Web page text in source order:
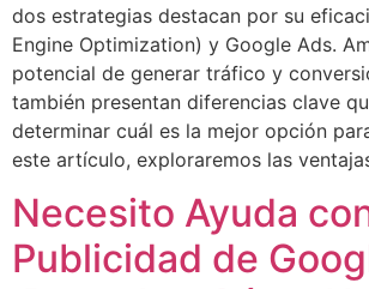
dos estrategias destacan por su
Engine Optimization) y Google Ads.
potencial de generar tráfico y
también presentan diferencias clave
determinar cuál es la mejor opción
este artículo, exploraremos las
Necesito Ayuda
Publicidad de